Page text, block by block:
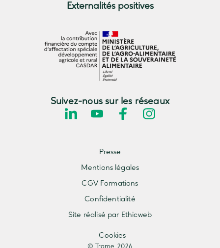
Externalités positives
Suivez-nous sur les réseaux
© Trame 2026
Cookies
Presse
Mentions légales
CGV Formations
Confidentialité
Site réalisé par Ethicweb